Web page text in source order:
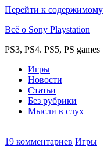
Перейти к содержимому
Всё о Sony Playstation
PS3, PS4. PS5, PS games
Игры
Новости
Статьи
Без рубрики
Мысли в слух
19 комментариев Игры